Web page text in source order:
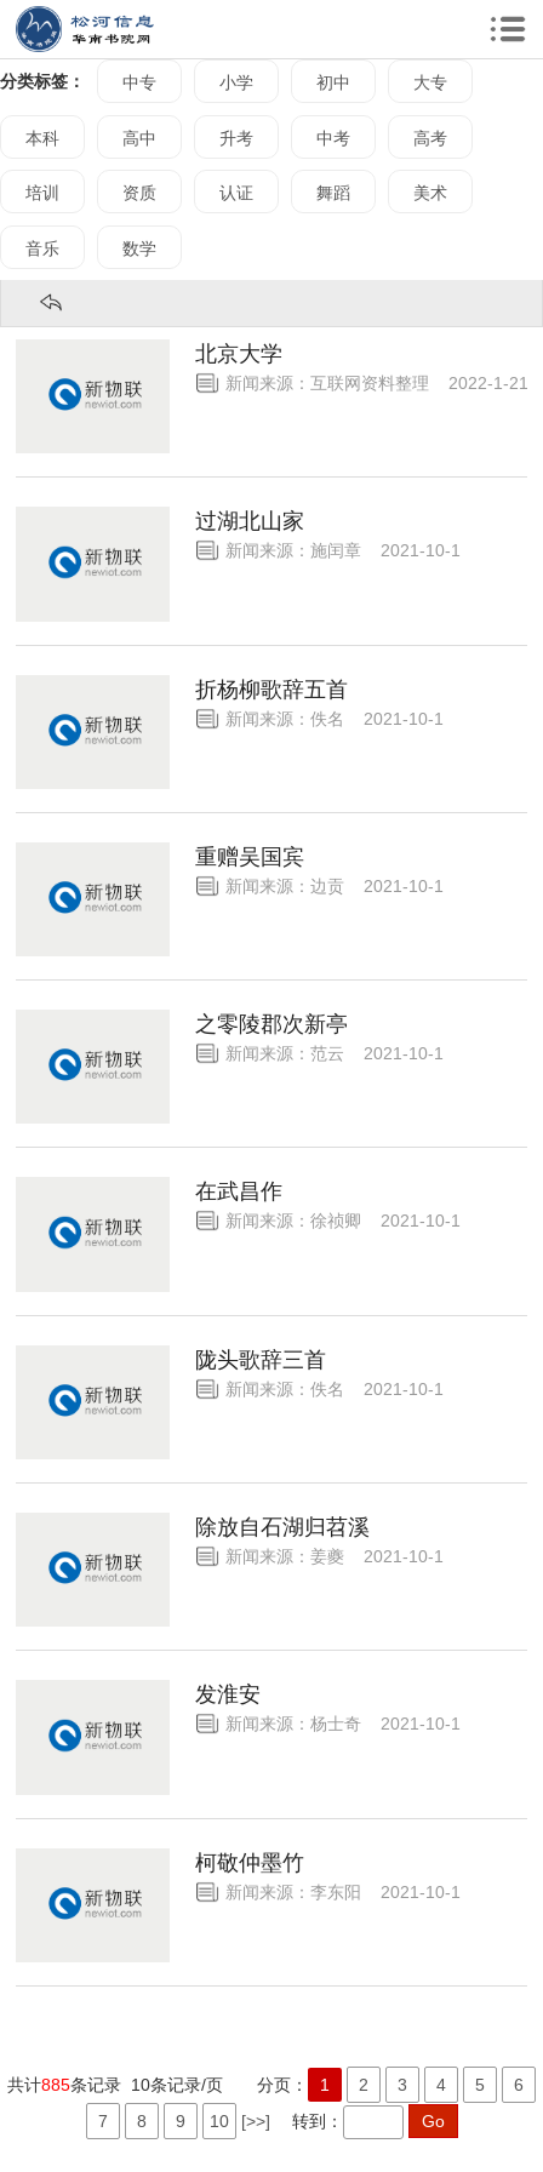
分类标签： 中专 小学 初中 大专
本科 高中 升考 中考 高考
培训 资质 认证 舞蹈 美术
音乐 数学
北京大学
新闻来源：互联网资料整理 2022-1-
过湖北山家
新闻来源：施闰章 2021-10-1
折杨柳歌辞五首
新闻来源：佚名 2021-10-1
重赠吴国宾
新闻来源：边贡 2021-10-1
之零陵郡次新亭
新闻来源：范云 2021-10-1
在武昌作
新闻来源：徐祯卿 2021-10-1
陇头歌辞三首
新闻来源：佚名 2021-10-1
除放自石湖归苕溪
新闻来源：姜夔 2021-10-1
发淮安
新闻来源：杨士奇 2021-10-1
柯敬仲墨竹
新闻来源：李东阳 2021-10-1
共计885条记录 10条记录/页 分页： 1 2 3 4 5
6
7
8 9 10 [>>] 转到：